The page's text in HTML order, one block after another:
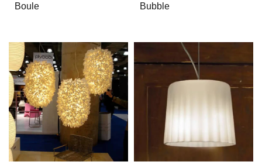
Boule Bubble